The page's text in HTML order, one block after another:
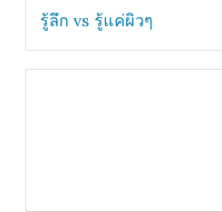
รู้ลึก vs รู้แค่ผิวๆ